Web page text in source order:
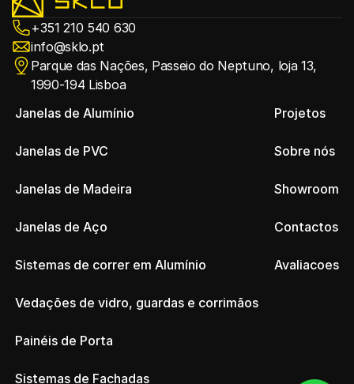
+351 210 540 630
info@sklo.pt
Parque das Nações, Passeio do Neptuno, loja 13,
1990-194 Lisboa
Janelas de Alumínio
Janelas de PVC
Janelas de Madeira
Janelas de Aço
Sistemas de correr em Alumínio
Vedações de vidro, guardas e corrimãos
Painéis de Porta
Sistemas de Fachadas
Projetos
Sobre nós
Showroom
Contactos
Avaliacoes